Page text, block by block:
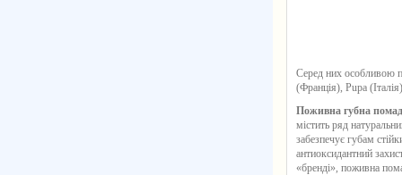
Серед них особливою
(Франція), Pupa
Поживна губна
містить ряд
забезпечує губам
антиоксидантний
«бренді», поживна